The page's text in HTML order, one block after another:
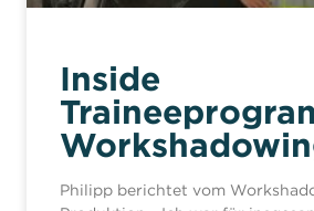
Inside
Philipp berichtet vom